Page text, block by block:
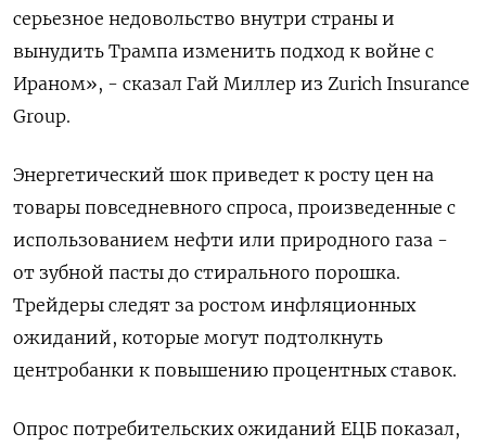
серьезное недовольство внутри страны и
вынудить Трампа изменить подход к войне с
Ираном», - сказал Гай Миллер из Zurich Insurance
Group.
Энергетический шок приведет к росту цен на
товары повседневного спроса, произведенные с
использованием нефти или природного газа -
от зубной пасты до стирального порошка.
Трейдеры следят за ростом инфляционных
ожиданий, которые могут подтолкнуть
центробанки к повышению процентных ставок.
Опрос потребительских ожиданий ЕЦБ показал,